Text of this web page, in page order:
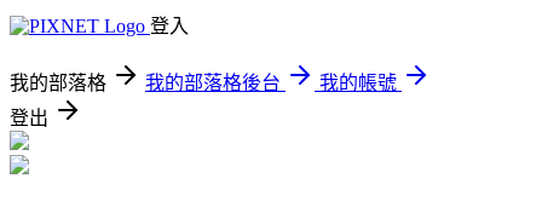
登入
我的部落格 我的部落格後台
我的帳號
登出